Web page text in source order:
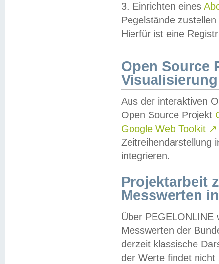
3. Einrichten eines
Pegelstände
Hierfür ist eine
Open Source
Visualisierung
Aus der interaktiven
Open Source Projekt
Google Web Toolkit ↗
Zeitreihendarstellung
integrieren.
Projektarbeit
Messwerten
Über PEGELONLINE
Messwerten der
derzeit klassische
der Werte findet